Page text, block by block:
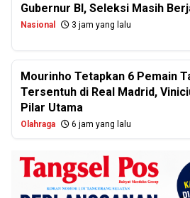
Gubernur BI, Seleksi Masih
Nasional 3 jam yang lalu
Mourinho Tetapkan 6 Pemain
Tersentuh di Real Madrid,
Pilar Utama
Olahraga 6 jam yang lalu